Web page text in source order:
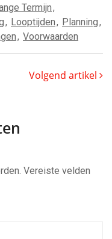
Termijn,
, Looptijden, Planning,
, Voorwaarden
Volgend artikel
Vereiste velden